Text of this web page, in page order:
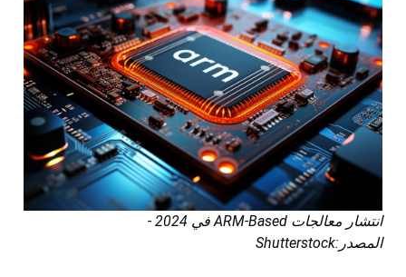
انتشار معالجات ARM-Based في 2024 -
المصدر:Shutterstock